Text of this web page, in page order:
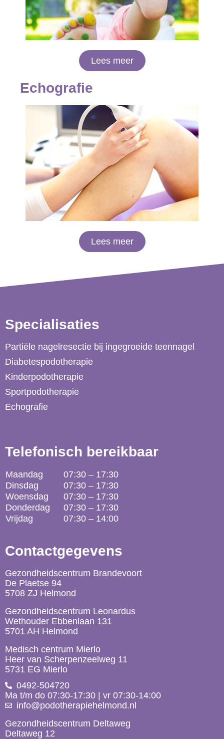
Lees meer
Echografie
Lees meer
Specialisaties
Partiële nagelresectie bij ingegroeide teennagel
Diabetespodotherapie
Kinderpodotherapie
Sportpodotherapie
Echografie
Telefonisch bereikbaar
Maandag
07:30 – 17:30
Dinsdag
07:30 – 17:30
Woensdag
07:30 – 17:30
Donderdag 07:30 – 17:30
Vrijdag
07:30 – 14:00
Contactgegevens
Gezondheidscentrum Brandevoort
De Plaetse 94
5708 ZJ Helmond
Gezondheidscentrum Leonardus
Wethouder Ebbenlaan 131
5701 AH Helmond
Medisch centrum Mierlo
Heer van Scherpenzeelweg 11
5731 EG Mierlo
0492-504720
Ma t/m do 07:30-17:30 | vr 07:30-14:00
info@podotherapiehelmond.nl
Gezondheidscentrum Deltaweg
Deltaweg 12